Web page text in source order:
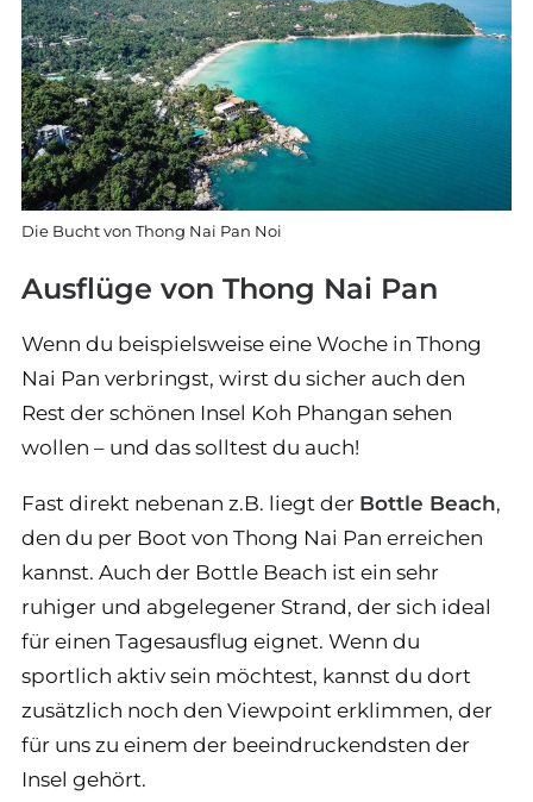
Die Bucht von Thong Nai Pan Noi
Ausflüge von Thong Nai Pan
Wenn du beispielsweise eine Woche in Thong
Nai Pan verbringst, wirst du sicher auch den
Rest der schönen Insel Koh Phangan sehen
wollen – und das solltest du auch!
Fast direkt nebenan z.B. liegt der Bottle Beach,
den du per Boot von Thong Nai Pan erreichen
kannst. Auch der Bottle Beach ist ein sehr
ruhiger und abgelegener Strand, der sich ideal
für einen Tagesausflug eignet. Wenn du
sportlich aktiv sein möchtest, kannst du dort
zusätzlich noch den Viewpoint erklimmen, der
für uns zu einem der beeindruckendsten der
Insel gehört.